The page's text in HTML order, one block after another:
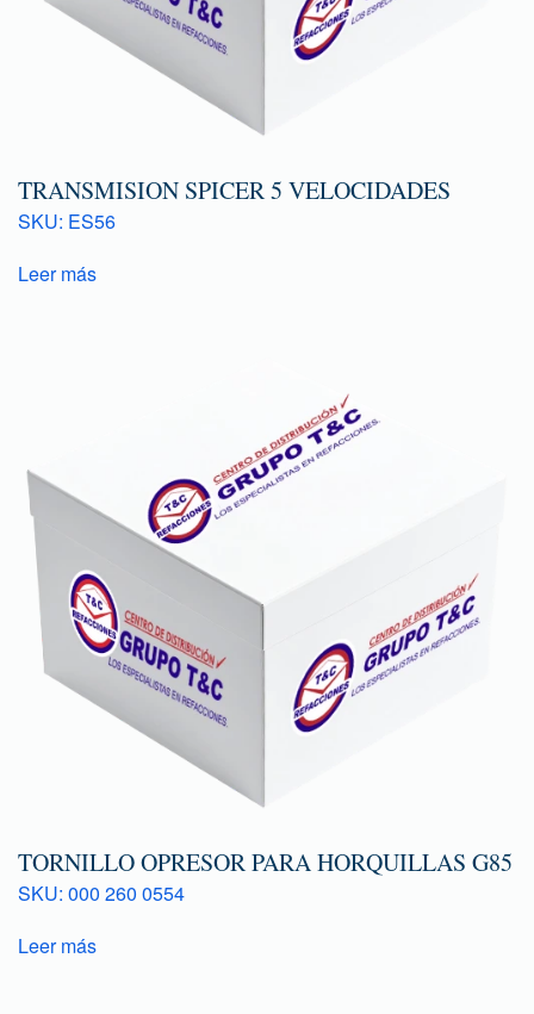
TRANSMISION SPICER 5 VELOCIDADES
SKU: ES56
Leer más
TORNILLO OPRESOR PARA HORQUILLAS G85
SKU: 000 260 0554
Leer más